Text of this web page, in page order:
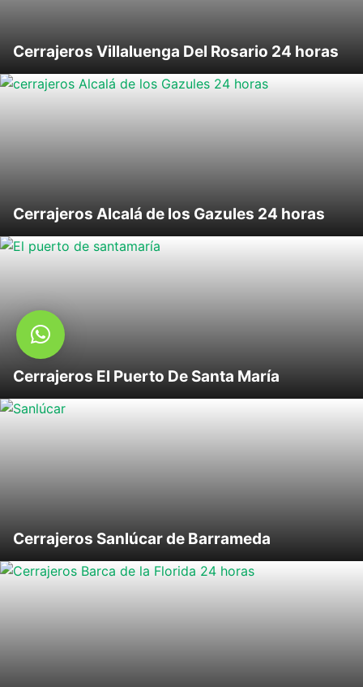
Cerrajeros Villaluenga Del Rosario 24 horas
Cerrajeros Alcalá de los Gazules 24 horas
Cerrajeros El Puerto De Santa María
Cerrajeros Sanlúcar de Barrameda